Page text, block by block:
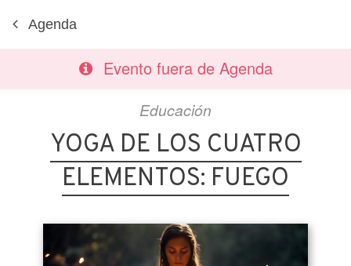
Agenda
Evento fuera de Agenda
Educación
YOGA DE LOS CUATRO
ELEMENTOS: FUEGO